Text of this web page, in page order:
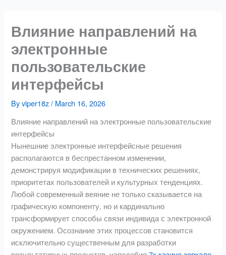
contentВлияние направлений на
электронные
пользовательские
интерфейсы
Byviper18z/ March 16, 2026
Влияние направлений на электронные пользовательские
интерфейсы
Нынешние электронные интерфейсные решения
располагаются в беспрестанном изменении,
демонстрируя модификации в технических решениях,
приоритетах пользователей и культурных тенденциях.
Любой современный веяние не только сказывается на
графическую компоненту, но и кардинально
трансформирует способы связи индивида с электронной
окружением. Осознание этих процессов становится
исключительно существенным для разработки